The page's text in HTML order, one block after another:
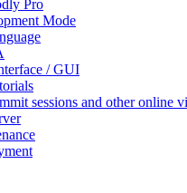
Pro
Mode
/ GUI
sessions and other online